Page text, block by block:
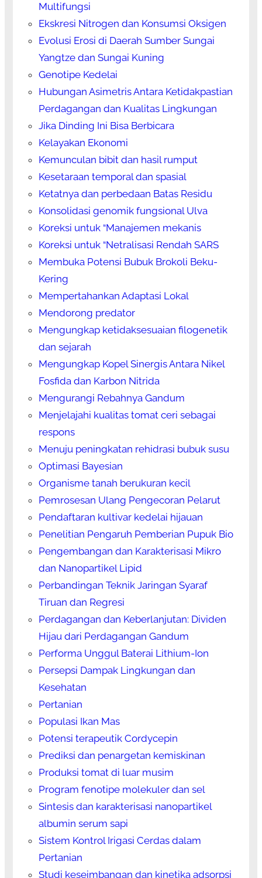
Multifungsi
Ekskresi Nitrogen dan Konsumsi Oksigen
Evolusi Erosi di Daerah Sumber Sungai
Yangtze dan Sungai Kuning
Genotipe Kedelai
Hubungan Asimetris Antara Ketidakpastian
Perdagangan dan Kualitas Lingkungan
Jika Dinding Ini Bisa Berbicara
Kelayakan Ekonomi
Kemunculan bibit dan hasil rumput
Kesetaraan temporal dan spasial
Ketatnya dan perbedaan Batas Residu
Konsolidasi genomik fungsional Ulva
Koreksi untuk “Manajemen mekanis
Koreksi untuk “Netralisasi Rendah SARS
Membuka Potensi Bubuk Brokoli Beku-
Kering
Mempertahankan Adaptasi Lokal
Mendorong predator
Mengungkap ketidaksesuaian filogenetik
dan sejarah
Mengungkap Kopel Sinergis Antara Nikel
Fosfida dan Karbon Nitrida
Mengurangi Rebahnya Gandum
Menjelajahi kualitas tomat ceri sebagai
respons
Menuju peningkatan rehidrasi bubuk susu
Optimasi Bayesian
Organisme tanah berukuran kecil
Pemrosesan Ulang Pengecoran Pelarut
Pendaftaran kultivar kedelai hijauan
Penelitian Pengaruh Pemberian Pupuk Bio
Pengembangan dan Karakterisasi Mikro
dan Nanopartikel Lipid
Perbandingan Teknik Jaringan Syaraf
Tiruan dan Regresi
Perdagangan dan Keberlanjutan: Dividen
Hijau dari Perdagangan Gandum
Performa Unggul Baterai Lithium-Ion
Persepsi Dampak Lingkungan dan
Kesehatan
Pertanian
Populasi Ikan Mas
Potensi terapeutik Cordycepin
Prediksi dan penargetan kemiskinan
Produksi tomat di luar musim
Program fenotipe molekuler dan sel
Sintesis dan karakterisasi nanopartikel
albumin serum sapi
Sistem Kontrol Irigasi Cerdas dalam
Pertanian
Studi keseimbangan dan kinetika adsorpsi